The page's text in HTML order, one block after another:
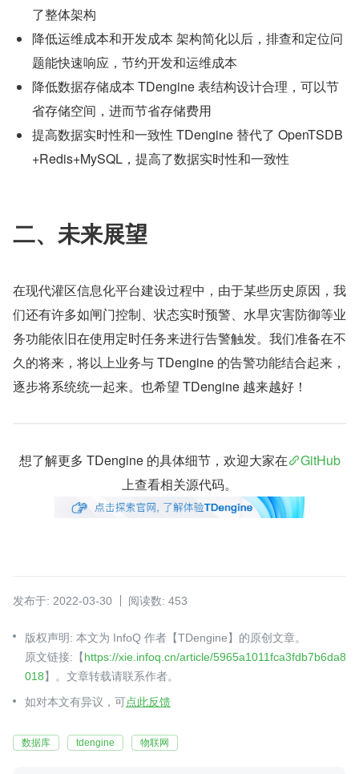
了整体架构
降低运维成本和开发成本 架构简化以后，排查和定位问
题能快速响应，节约开发和运维成本
降低数据存储成本 TDengine 表结构设计合理，可以节
省存储空间，进而节省存储费用
提高数据实时性和一致性 TDengine 替代了 OpenTSDB
+Redis+MySQL，提高了数据实时性和一致性
二、未来展望
在现代灌区信息化平台建设过程中，由于某些历史原因，我
们还有许多如闸门控制、状态实时预警、水旱灾害防御等业
务功能依旧在使用定时任务来进行告警触发。我们准备在不
久的将来，将以上业务与 TDengine 的告警功能结合起来，
逐步将系统统一起来。也希望 TDengine 越来越好！
想了解更多 TDengine 的具体细节，欢迎大家在
GitHub
上查看相关源代码。
发布于: 2022-03-30 阅读数: 453
版权声明: 本文为 InfoQ 作者【TDengine】的原创文章。
原文链接:【https://xie.infoq.cn/article/5965a1011fca3fdb7b6da8
018】。文章转载请联系作者。
如对本文有异议，可点此反馈
数据库 tdengine 物联网